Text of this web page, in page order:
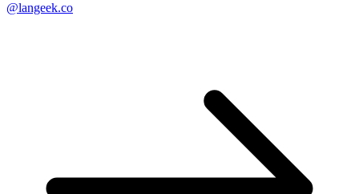
@langeek.co